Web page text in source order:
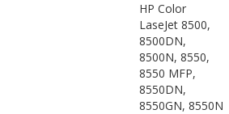
HP Color
LaseJet 8500,
8500DN,
8500N, 8550,
8550 MFP,
8550DN,
8550GN, 8550N